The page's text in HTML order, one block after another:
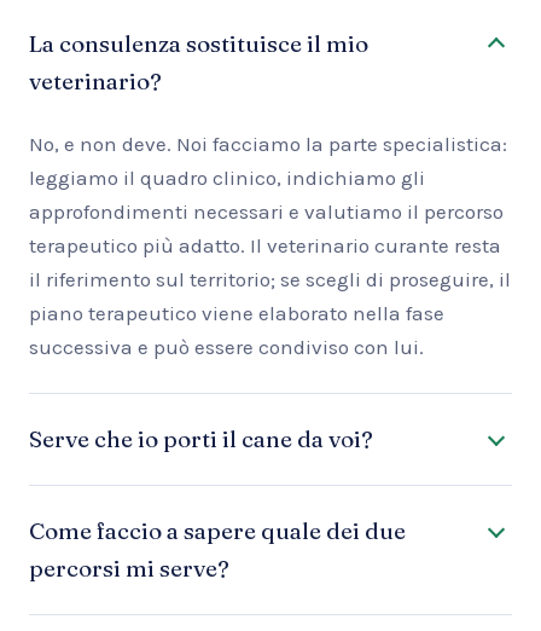
La consulenza sostituisce il mio
veterinario?
No, e non deve. Noi facciamo la parte specialistica:
leggiamo il quadro clinico, indichiamo gli
approfondimenti necessari e valutiamo il percorso
terapeutico più adatto. Il veterinario curante resta
il riferimento sul territorio; se scegli di proseguire, il
piano terapeutico viene elaborato nella fase
successiva e può essere condiviso con lui.
Serve che io porti il cane da voi?
Come faccio a sapere quale dei due
percorsi mi serve?